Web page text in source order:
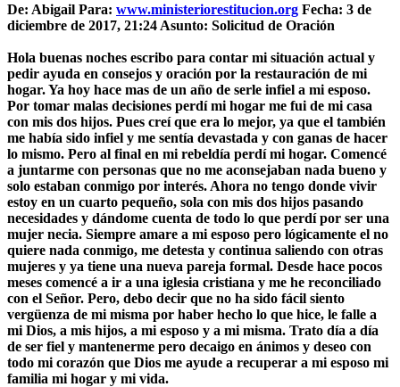
De: Abigail Para: www.ministeriorestitucion.org Fecha: 3 de
diciembre de 2017, 21:24 Asunto: Solicitud de Oración
Hola buenas noches escribo para contar mi situación actual y
pedir ayuda en consejos y oración por la restauración de mi
hogar. Ya hoy hace mas de un año de serle infiel a mi esposo.
Por tomar malas decisiones perdí mi hogar me fui de mi casa
con mis dos hijos. Pues creí que era lo mejor, ya que el también
me había sido infiel y me sentía devastada y con ganas de hacer
lo mismo. Pero al final en mi rebeldía perdí mi hogar. Comencé
a juntarme con personas que no me aconsejaban nada bueno y
solo estaban conmigo por interés. Ahora no tengo donde vivir
estoy en un cuarto pequeño, sola con mis dos hijos pasando
necesidades y dándome cuenta de todo lo que perdí por ser una
mujer necia. Siempre amare a mi esposo pero lógicamente el no
quiere nada conmigo, me detesta y continua saliendo con otras
mujeres y ya tiene una nueva pareja formal. Desde hace pocos
meses comencé a ir a una iglesia cristiana y me he reconciliado
con el Señor. Pero, debo decir que no ha sido fácil siento
vergüenza de mi misma por haber hecho lo que hice, le falle a
mi Dios, a mis hijos, a mi esposo y a mi misma. Trato día a día
de ser fiel y mantenerme pero decaigo en ánimos y deseo con
todo mi corazón que Dios me ayude a recuperar a mi esposo mi
familia mi hogar y mi vida.